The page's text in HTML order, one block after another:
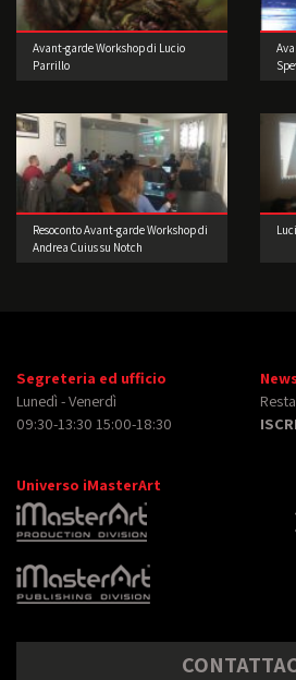
Avant-garde Workshop di Lucio
Parrillo
Resoconto Avant-garde Workshop di
Andrea Cuius su Notch
Segreteria ed ufficio
Lunedì - Venerdì
09:30-13:30 15:00-18:30
Universo iMasterArt